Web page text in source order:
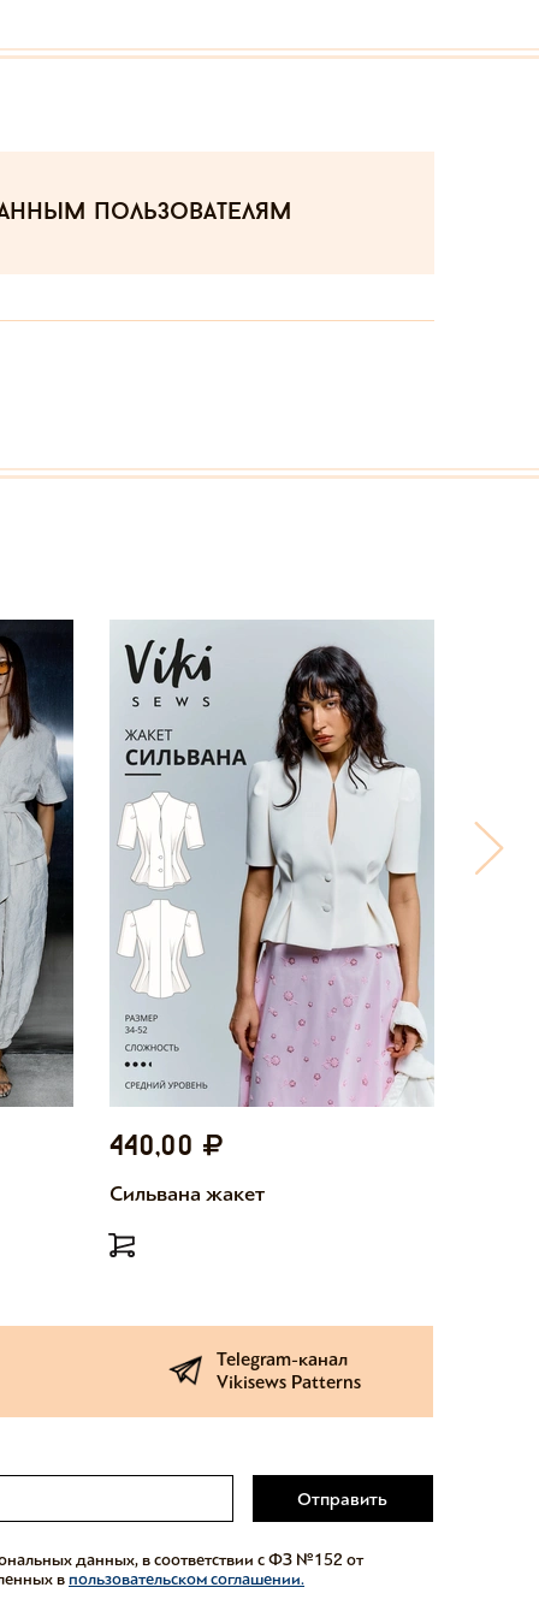
пользователям
440,00
Сильвана жакет
Telegram-канал
Vikisews Patterns
Отправить
данных, в соответствии с ФЗ №152 от
впользовательском соглашении.